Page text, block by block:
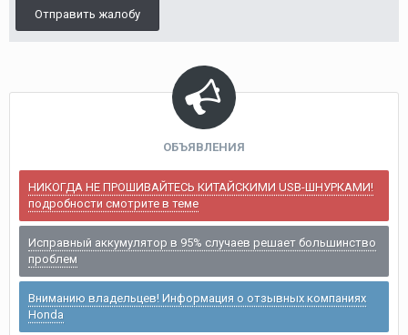
Отправить жалобу
ОБЪЯВЛЕНИЯ
НИКОГДА НЕ ПРОШИВАЙТЕСЬ КИТАЙСКИМИ USB-ШНУРКАМИ!
подробности смотрите в теме
Исправный аккумулятор в 95% случаев решает большинство
проблем
Вниманию владельцев! Информация о отзывных компаниях
Honda